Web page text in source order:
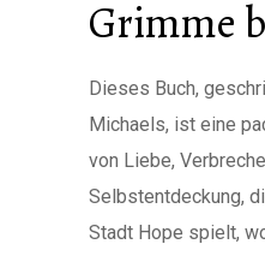
Grimme
Dieses Buch,
Michaels, ist eine
von Liebe,
Selbstentdeckung,
Stadt Hope spielt,